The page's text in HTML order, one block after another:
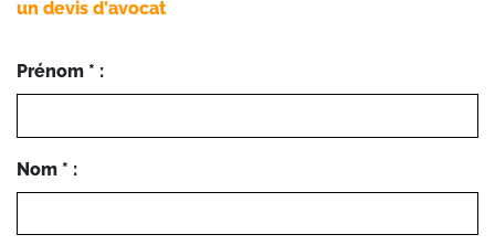
un devis d'avocat
Prénom * :
Nom * :